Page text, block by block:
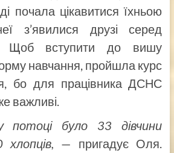
почала цікавитися їхньою
з’явилися друзі серед
Щоб вступити до вишу
навчання, пройшла курс
бо для працівника ДСНС
важливі.
було 33 дівчини
— пригадує Оля.